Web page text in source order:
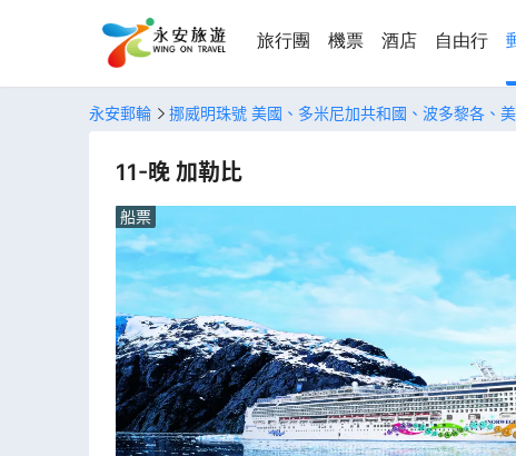
旅行團 機票 酒店 自由行
永安郵輪 挪威明珠號 美國、多米尼加共和國、波多黎各、
11-晚 加勒比
船票